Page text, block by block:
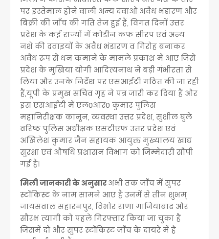
पर इस्तेमाल होने वाली अन्य दवाओं अवैध भंडारण और
बिक्री की जाँच की गति तेज हुई हैं, विगत दिनों उत्तर
प्रदेश के कई राज्यों में कोडीन कफ सीरप एवं अन्य
नशे की दवाइयों के अवैध भंडारण व गिरोह बनाकर
अवैध रूप से धन कमाने के मामले प्रकाश में आए जिसे
प्रदेश के मुखिया योगी आदित्यनाथ ने बड़ी गंभीरता से
लिया और उनके निर्देश पर एसआईटी गठित की जा रही
हैं,यूपी के प्रमुख सचिव गृह ने पत्र जारी कर दिया हैं और
इस एसआईटी में एल0आर0 कुमार पुलिस
महानिरीक्षक कानून, व्यवस्था उत्तर प्रदेश, सुशील घुले
वरिष्ठ पुलिस अधीक्षक एसटीएफ उत्तर प्रदेश एवं
अखिलेश कुमार जैन सहायक आयुक्त मुख्यालय खाद्य
सुरक्षा एवं औषधि प्रशासन विभाग को जिम्मेदारी सौंपी
गई हैं।
मिली जानकारी के अनुसारअभी तक जाँच में सुपर
स्टॉकिस्ट के नाम सामने आए हैं उनमें से तीन शुभम्
जायसवाल सहारनपुर, विभोर राणा गाजियाबाद और
सौरभ त्यागी को पहले गिरफ्तार किया जा चुका हैं
जिसमें दो और सुपर स्टॉकिस्ट जाँच के दायरे में हैं